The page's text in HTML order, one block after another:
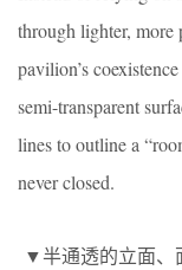
through lighter, more
pavilion’s
semi-transparent
lines to outline a
never closed.
▼半通透的立面、